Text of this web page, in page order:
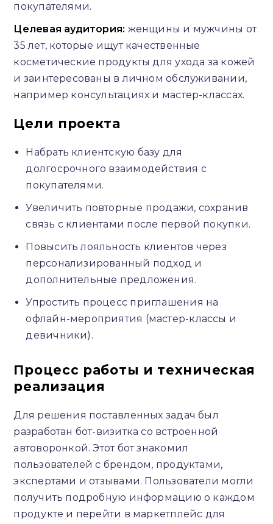
покупателями.
Целевая аудитория: женщины и мужчины от
35 лет, которые ищут качественные
косметические продукты для ухода за кожей
и заинтересованы в личном обслуживании,
например консультациях и мастер-классах.
Цели проекта
Набрать клиентскую базу для
долгосрочного взаимодействия с
покупателями.
Увеличить повторные продажи, сохранив
связь с клиентами после первой покупки.
Повысить лояльность клиентов через
персонализированный подход и
дополнительные предложения.
Упростить процесс приглашения на
офлайн-мероприятия (мастер-классы и
девичники).
Процесс работы и техническая
реализация
Для решения поставленных задач был
разработан бот-визитка со встроенной
автоворонкой. Этот бот знакомил
пользователей с брендом, продуктами,
экспертами и отзывами. Пользователи могли
получить подробную информацию о каждом
продукте и перейти в маркетплейс для